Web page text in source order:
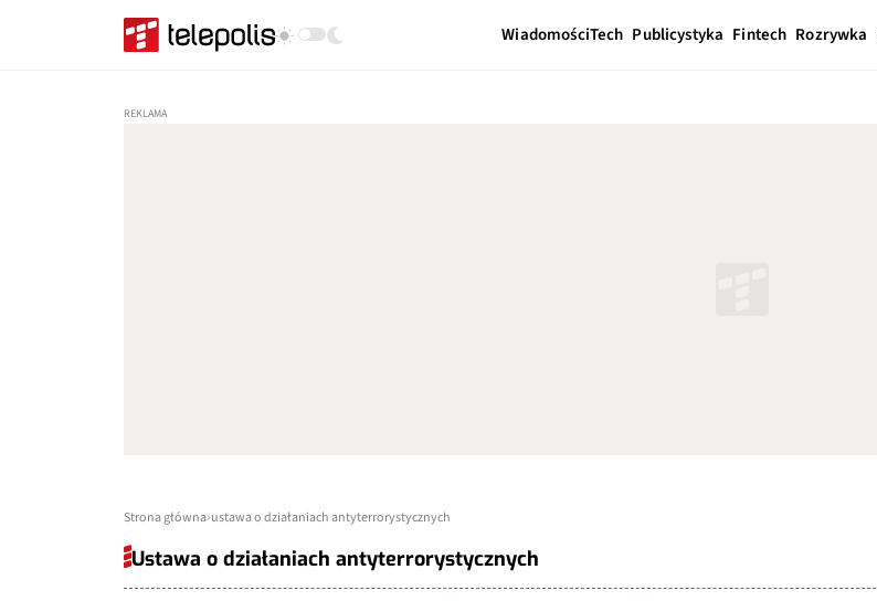
WiadomościTech Publicystyka Fintech Rozrywka
Strona główna ustawa o działaniach antyterrorystycznych
Ustawa o działaniach antyterrorystycznych